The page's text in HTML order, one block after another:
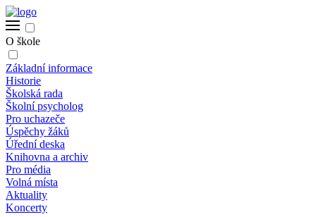
O škole
Základní informace
Historie
Školská rada
Školní psycholog
Pro uchazeče
Úspěchy žáků
Úřední deska
Knihovna a archiv
Pro média
Volná místa
Aktuality
Koncerty